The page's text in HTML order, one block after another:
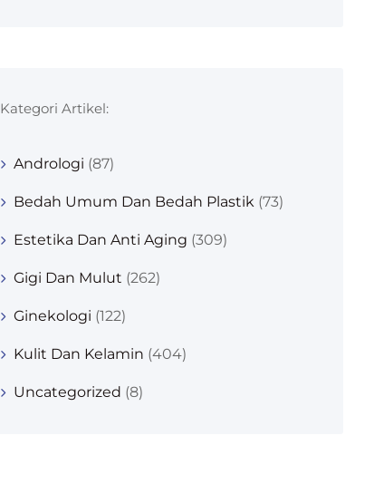
Kategori Artikel:
Andrologi (87)
Bedah Umum Dan Bedah Plastik (73)
Estetika Dan Anti Aging (309)
Gigi Dan Mulut (262)
Ginekologi (122)
Kulit Dan Kelamin (404)
Uncategorized (8)